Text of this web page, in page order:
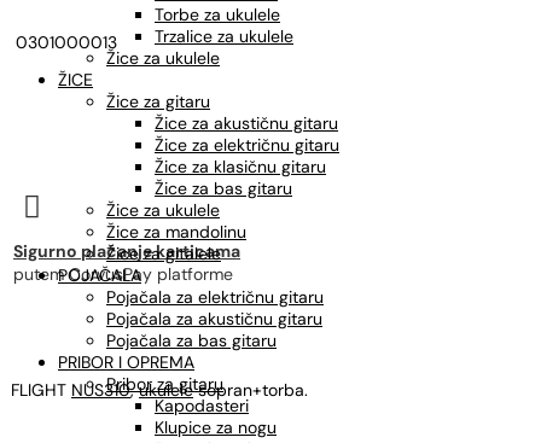
Torbe za ukulele
Trzalice za ukulele
Žice za ukulele
ŽICE
Žice za gitaru
Žice za akustičnu gitaru
Žice za električnu gitaru
Žice za klasičnu gitaru
Žice za bas gitaru
Žice za ukulele
Žice za mandolinu
Žice za gitalele
POJAČALA
Pojačala za električnu gitaru
Pojačala za akustičnu gitaru
Pojačala za bas gitaru
PRIBOR I OPREMA
Pribor za gitaru
Kapodasteri
Klupice za nogu
0301000013

Sigurno plaćanje karticama
putem CorvusPay platforme
FLIGHT NUS310,ukulelesopran+torba.